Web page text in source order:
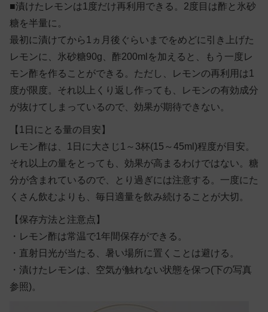
■漬けたレモンは1度だけ再利用できる。2度目は酢と氷砂
糖を半量に。
最初に漬けてから1ヵ月後ぐらいまでをめどに引き上げた
レモンに、氷砂糖90g、酢200mlを加えると、もう一度レ
モン酢を作ることができる。ただし、レモンの再利用は1
度が限度。それ以上くり返し作っても、レモンの有効成分
が抜けてしまっているので、効果が期待できない。
【1日にとる量の目安】
レモン酢は、1日に大さじ1～3杯(15～45ml)程度が目安。
それ以上の量をとっても、効果が高まるわけではない。糖
分が含まれているので、とり過ぎには注意する。一度にた
くさん飲むよりも、毎日適量を飲み続けることが大切。
【保存方法と注意点】
・ レモン酢は常温で1年間保存ができる。
・ 直射日光が当たる、暑い場所に置くことは避ける。
・ 漬けたレモンは、空気が触れない状態を保つ(下の写真
参照)。